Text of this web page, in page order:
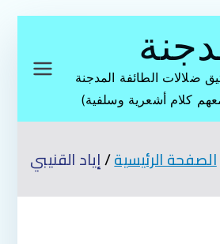
ضلالات الطائفة المدجنة
كلام أشعرية وسلفية)
الصفحة الرئيسية إياد القنيبي